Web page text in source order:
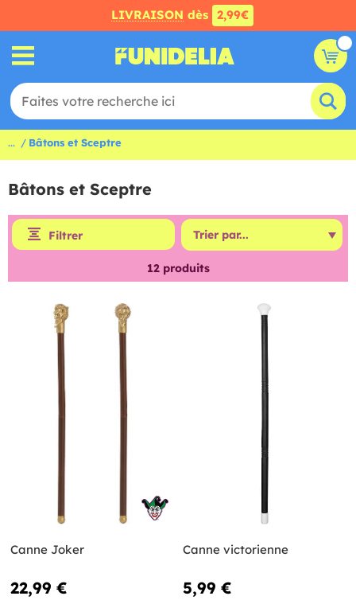
LIVRAISON dès 2,99€
... Bâtons et Sceptre
Bâtons et Sceptre
Filtrer
12produits
Canne Joker
22,99 €
Canne victorienne
5,99 €